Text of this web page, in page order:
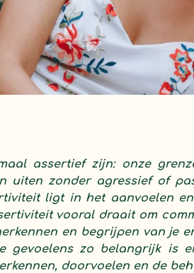
assertief zijn: onze
uiten zonder agressief of
ligt in het aanvoelen
vooral draait om
en begrijpen van je
gevoelens zo belangrijk is
doorvoelen en de